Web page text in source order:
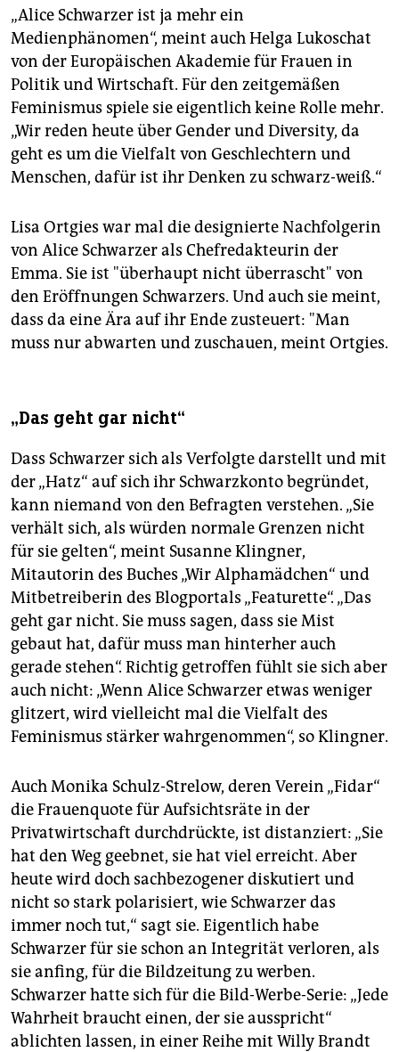
„Alice Schwarzer ist ja mehr ein
Medienphänomen“, meint auch Helga Lukoschat
von der Europäischen Akademie für Frauen in
Politik und Wirtschaft. Für den zeitgemäßen
Feminismus spiele sie eigentlich keine Rolle mehr.
„Wir reden heute über Gender und Diversity, da
geht es um die Vielfalt von Geschlechtern und
Menschen, dafür ist ihr Denken zu schwarz-weiß.“
Lisa Ortgies war mal die designierte Nachfolgerin
von Alice Schwarzer als Chefredakteurin der
Emma. Sie ist "überhaupt nicht überrascht" von
den Eröffnungen Schwarzers. Und auch sie meint,
dass da eine Ära auf ihr Ende zusteuert: "Man
muss nur abwarten und zuschauen, meint Ortgies.
„Das geht gar nicht“
Dass Schwarzer sich als Verfolgte darstellt und mit
der „Hatz“ auf sich ihr Schwarzkonto begründet,
kann niemand von den Befragten verstehen. „Sie
verhält sich, als würden normale Grenzen nicht
für sie gelten“, meint Susanne Klingner,
Mitautorin des Buches „Wir Alphamädchen“ und
Mitbetreiberin des Blogportals „Featurette“. „Das
geht gar nicht. Sie muss sagen, dass sie Mist
gebaut hat, dafür muss man hinterher auch
gerade stehen“. Richtig getroffen fühlt sie sich aber
auch nicht: „Wenn Alice Schwarzer etwas weniger
glitzert, wird vielleicht mal die Vielfalt des
Feminismus stärker wahrgenommen“, so Klingner.
Auch Monika Schulz-Strelow, deren Verein „Fidar“
die Frauenquote für Aufsichtsräte in der
Privatwirtschaft durchdrückte, ist distanziert: „Sie
hat den Weg geebnet, sie hat viel erreicht. Aber
heute wird doch sachbezogener diskutiert und
nicht so stark polarisiert, wie Schwarzer das
immer noch tut,“ sagt sie. Eigentlich habe
Schwarzer für sie schon an Integrität verloren, als
sie anfing, für die Bildzeitung zu werben.
Schwarzer hatte sich für die Bild-Werbe-Serie: „Jede
Wahrheit braucht einen, der sie ausspricht“
ablichten lassen, in einer Reihe mit Willy Brandt